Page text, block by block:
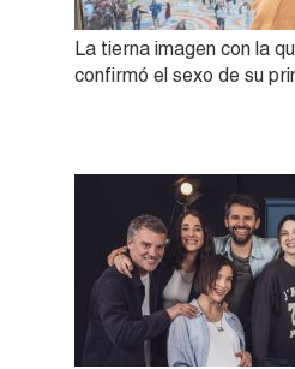
La tierna imagen con la
confirmó el sexo de su